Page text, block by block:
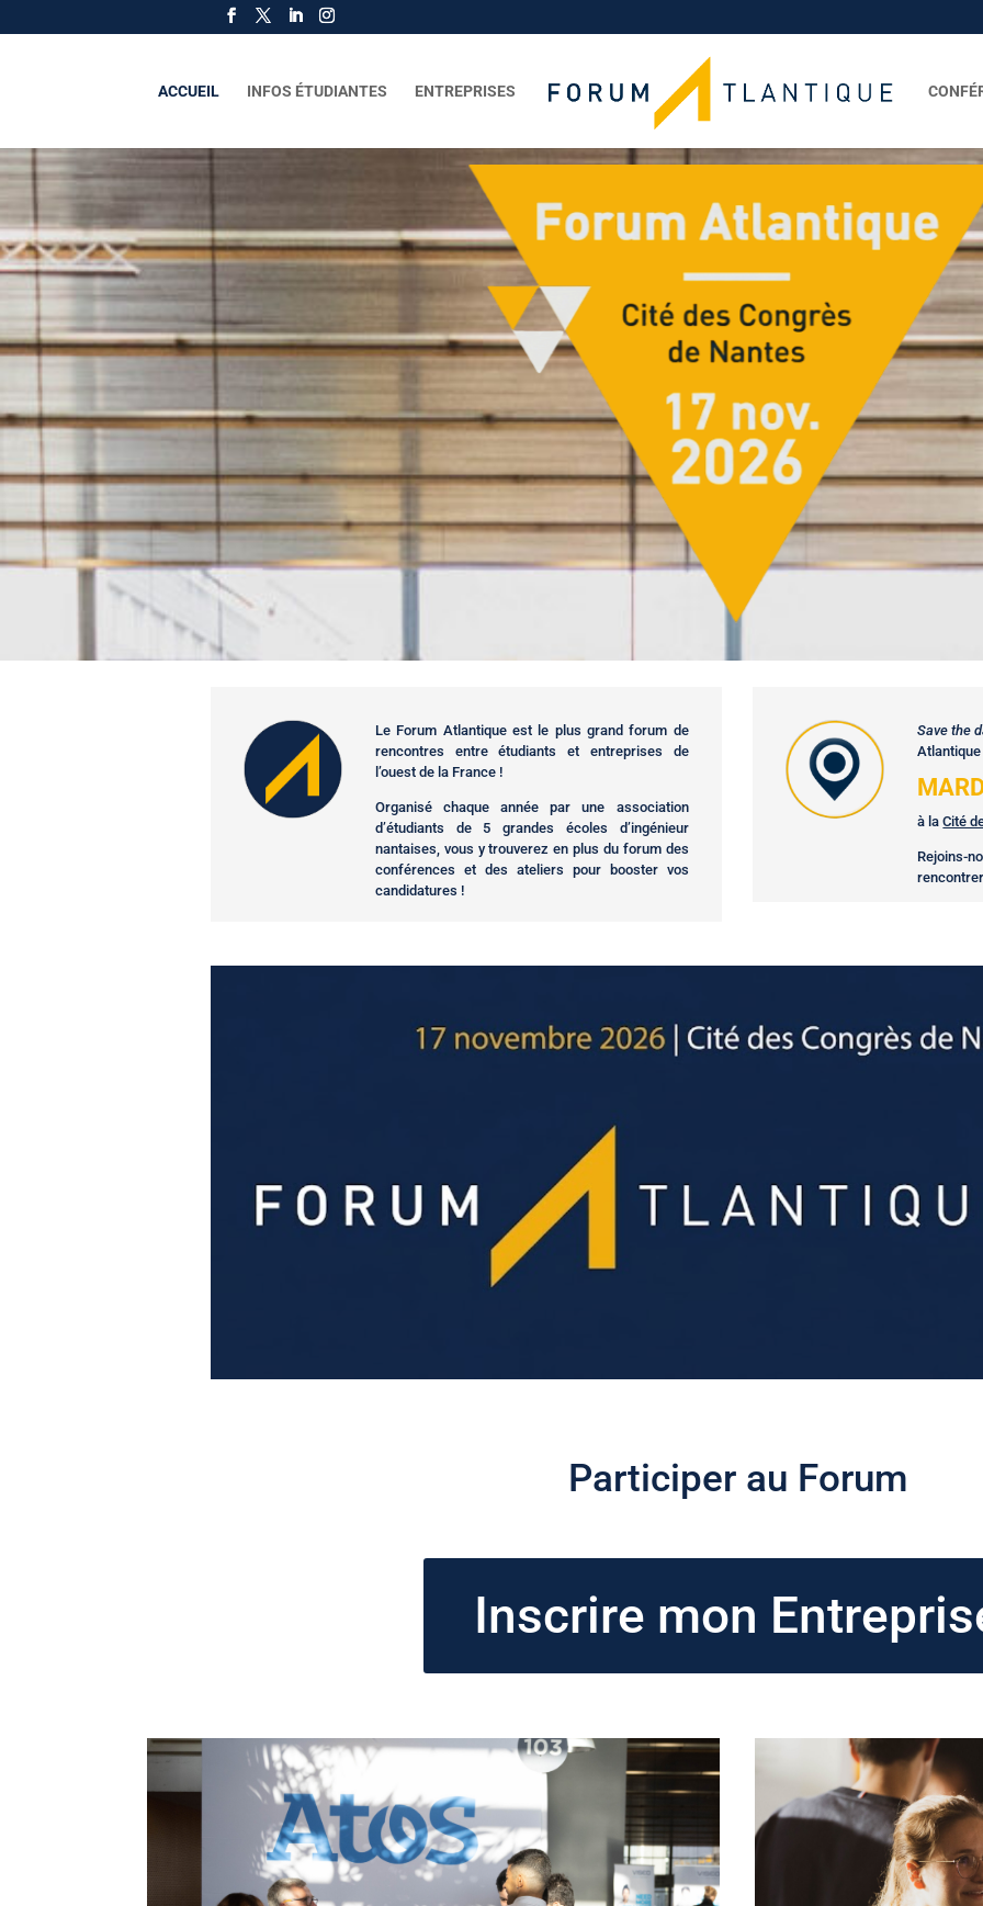
ACCUEIL INFOS ÉTUDIANTES ENTREPRISES
Le Forum Atlantique est le plus grand forum de
rencontres entre étudiants et entreprises de
l’ouest de la France !
Organisé chaque année par une association
d’étudiants de 5 grandes écoles d’ingénieur
nantaises, vous y trouverez en plus du forum des
conférences et des ateliers pour booster vos
candidatures !
Save the
à laCité
Participer au Forum
Inscrire mon